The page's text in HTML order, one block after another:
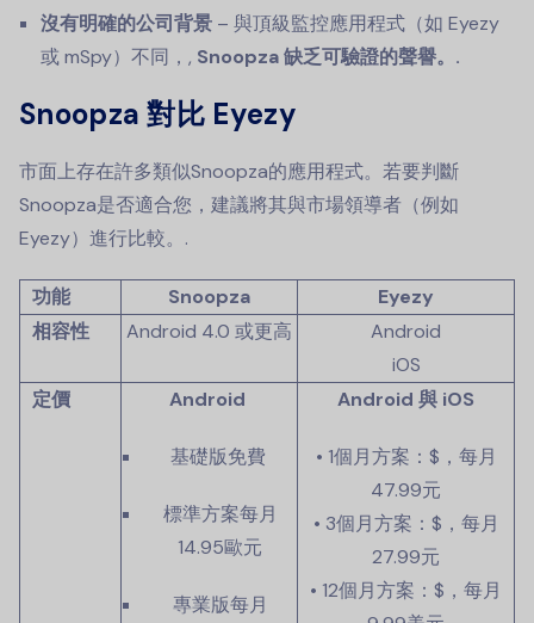
沒有明確的公司背景 – 與頂級監控應用程式（如 Eyezy
或 mSpy）不同，, Snoopza 缺乏可驗證的聲譽。.
Snoopza 對比 Eyezy
市面上存在許多類似Snoopza的應用程式。若要判斷
Snoopza是否適合您，建議將其與市場領導者（例如
Eyezy）進行比較。.
功能 Snoopza
Eyezy
相容性
Android 4.0 或更高
Android
iOS
定價
Android
基礎版免費
標準方案每月
14.95歐元
專業版每月
Android 與 iOS
• 1個月方案：$，每月
47.99元
• 3個月方案：$，每月
27.99元
• 12個月方案：$，每月